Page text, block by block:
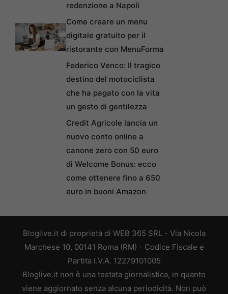
redenzione a Napoli
Come creare un menu
digitale gratuito per il
ristorante con MenuForma
Federico Venco: Il tragico
destino del motociclista
che ha pagato con la vita
un gesto di gentilezza
Credit Agricole lancia un
nuovo conto online a
canone zero con 50 euro
di Welcome Bonus: ecco
come ottenere fino a 650
euro in buoni Amazon
Bloglive.it di proprietà di WEB 365 SRL - Via Nicola
Marchese 10, 00141 Roma (RM) - Codice Fiscale e
Partita I.V.A. 12279101005
Bloglive.it non è una testata giornalistica, in quanto
viene aggiornato senza alcuna periodicità. Non può